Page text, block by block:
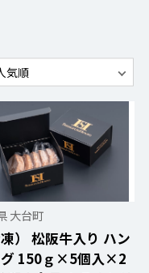
大台町
凍） 松阪牛入り ハン
150ｇ×5個入×2